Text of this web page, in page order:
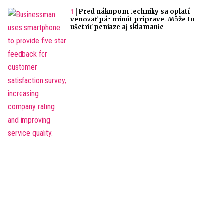
Pred nákupom techniky sa oplatí
venovať pár minút príprave. Môže to
ušetriť peniaze aj sklamanie